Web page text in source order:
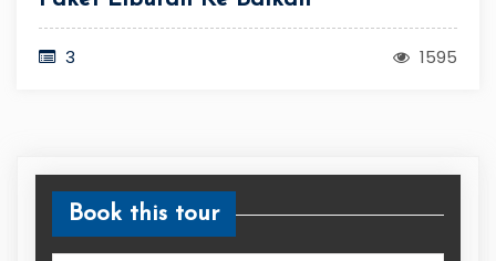
3 1595
Book this tour